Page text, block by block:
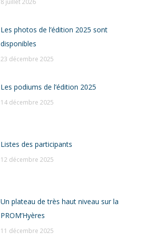
Les photos de l’édition 2025 sont
disponibles
23 décembre 2025
Les podiums de l’édition 2025
14 décembre 2025
Listes des participants
12 décembre 2025
Un plateau de très haut niveau sur la
PROM’Hyères
11 décembre 2025